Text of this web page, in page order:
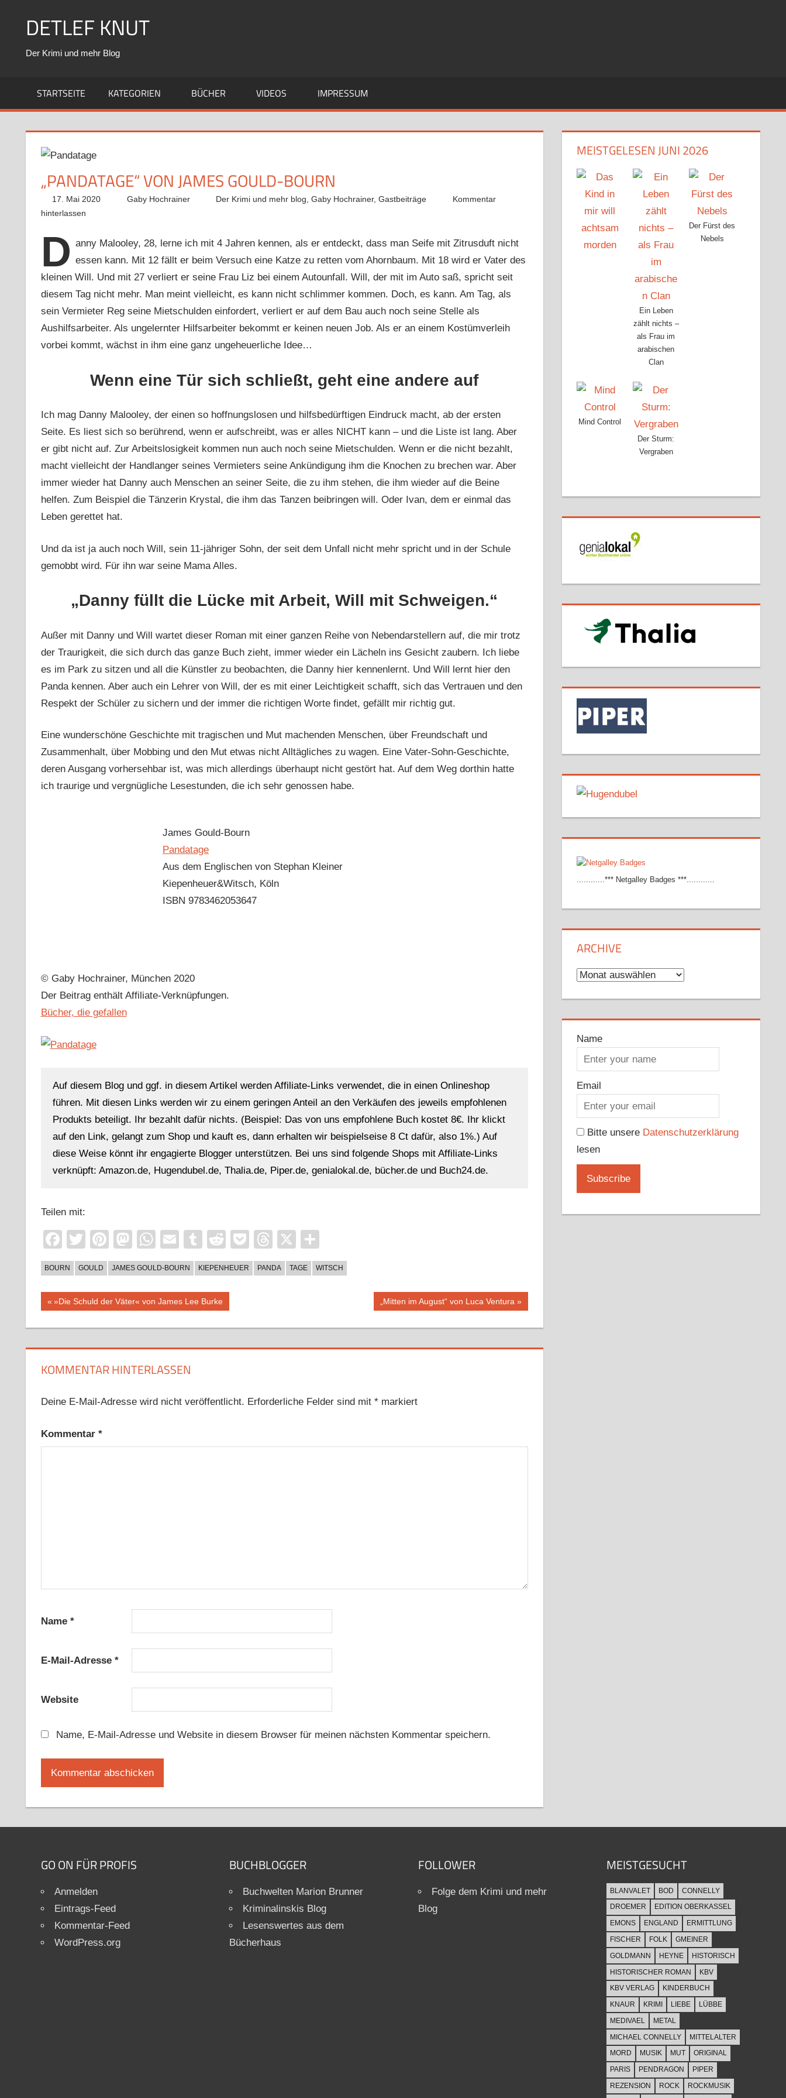
DETLEF KNUT
Der Krimi und mehr Blog
STARTSEITE KATEGORIEN BÜCHER VIDEOS IMPRESSUM
„PANDATAGE“ VON JAMES GOULD-BOURN
17. Mai 2020 Gaby Hochrainer Der Krimi und mehr blog ,Gaby Hochrainer,Gastbeiträge
Kommentar
hinterlassen
D anny Malooley, 28, lerne ich mit 4 Jahren kennen, als er entdeckt, dass man Seife mit Zitrusduft nicht
essen kann. Mit 12 fällt er beim Versuch eine Katze zu retten vom Ahornbaum. Mit 18 wird er Vater des
kleinen Will. Und mit 27 verliert er seine Frau Liz bei einem Autounfall. Will, der mit im Auto saß, spricht seit
diesem Tag nicht mehr. Man meint vielleicht, es kann nicht schlimmer kommen. Doch, es kann. Am Tag, als
sein Vermieter Reg seine Mietschulden einfordert, verliert er auf dem Bau auch noch seine Stelle als
Aushilfsarbeiter. Als ungelernter Hilfsarbeiter bekommt er keinen neuen Job. Als er an einem Kostümverleih
vorbei kommt, wächst in ihm eine ganz ungeheuerliche Idee…
Wenn eine Tür sich schließt, geht eine andere auf
Ich mag Danny Malooley, der einen so hoffnungslosen und hilfsbedürftigen Eindruck macht, ab der ersten
Seite. Es liest sich so berührend, wenn er aufschreibt, was er alles NICHT kann – und die Liste ist lang. Aber
er gibt nicht auf. Zur Arbeitslosigkeit kommen nun auch noch seine Mietschulden. Wenn er die nicht bezahlt,
macht vielleicht der Handlanger seines Vermieters seine Ankündigung ihm die Knochen zu brechen war. Aber
immer wieder hat Danny auch Menschen an seiner Seite, die zu ihm stehen, die ihm wieder auf die Beine
helfen. Zum Beispiel die Tänzerin Krystal, die ihm das Tanzen beibringen will. Oder Ivan, dem er einmal das
Leben gerettet hat.
Und da ist ja auch noch Will, sein 11-jähriger Sohn, der seit dem Unfall nicht mehr spricht und in der Schule
gemobbt wird. Für ihn war seine Mama Alles.
„Danny füllt die Lücke mit Arbeit, Will mit Schweigen.“
Außer mit Danny und Will wartet dieser Roman mit einer ganzen Reihe von Nebendarstellern auf, die mir trotz
der Traurigkeit, die sich durch das ganze Buch zieht, immer wieder ein Lächeln ins Gesicht zaubern. Ich liebe
es im Park zu sitzen und all die Künstler zu beobachten, die Danny hier kennenlernt. Und Will lernt hier den
Panda kennen. Aber auch ein Lehrer von Will, der es mit einer Leichtigkeit schafft, sich das Vertrauen und den
Respekt der Schüler zu sichern und der immer die richtigen Worte findet, gefällt mir richtig gut.
Eine wunderschöne Geschichte mit tragischen und Mut machenden Menschen, über Freundschaft und
Zusammenhalt, über Mobbing und den Mut etwas nicht Alltägliches zu wagen. Eine Vater-Sohn-Geschichte,
deren Ausgang vorhersehbar ist, was mich allerdings überhaupt nicht gestört hat. Auf dem Weg dorthin hatte
ich traurige und vergnügliche Lesestunden, die ich sehr genossen habe.
James Gould-Bourn
Pandatage
Aus dem Englischen von Stephan Kleiner
Kiepenheuer&Witsch, Köln
ISBN 9783462053647
© Gaby Hochrainer, München 2020
Der Beitrag enthält Affiliate-Verknüpfungen.
Bücher, die gefallen
Auf diesem Blog und ggf. in diesem Artikel werden Affiliate-Links verwendet, die in einen Onlineshop
führen. Mit diesen Links werden wir zu einem geringen Anteil an den Verkäufen des jeweils empfohlenen
Produkts beteiligt. Ihr bezahlt dafür nichts. (Beispiel: Das von uns empfohlene Buch kostet 8€. Ihr klickt
auf den Link, gelangt zum Shop und kauft es, dann erhalten wir beispielseise 8 Ct dafür, also 1%.) Auf
diese Weise könnt ihr engagierte Blogger unterstützen. Bei uns sind folgende Shops mit Affiliate-Links
verknüpft: Amazon.de, Hugendubel.de, Thalia.de, Piper.de, genialokal.de, bücher.de und Buch24.de.
Teilen mit:
Facebook
TwitterPinterest
Mastodon
WhatsApp
EmailTumblr
RedditPocketThreads
X
BOURN GOULD JAMES GOULD-BOURN KIEPENHEUER PANDA TAGE WITSCH
Beitragsnavigation
Vorheriger
»Die Schuld der Väter« von James Lee Burke
Nächster
„Mitten im August“ von Luca Ventura
KOMMENTAR HINTERLASSEN
Deine E-Mail-Adresse wird nicht veröffentlicht. Erforderliche Felder sind mit *markiert
Kommentar *
Name *
E-Mail-Adresse *
Website
Name, E-Mail-Adresse und Website in diesem Browser für meinen nächsten Kommentar speichern.
MEISTGELESEN JUNI 2026
Ein Leben
zählt nichts –
als Frau im
arabischen
Clan
Der Fürst des
Nebels
Mind Control
Der Sturm:
Vergraben
............*** Netgalley Badges ***............
ARCHIVE
Archive
Name
Email
Bitte unsere Datenschutzerklärung
lesen
GO ON FÜR PROFIS
Anmelden
Eintrags-Feed
Kommentar-Feed
WordPress.org
BUCHBLOGGER
Buchwelten Marion Brunner
Kriminalinskis Blog
Lesenswertes aus dem
Bücherhaus
FOLLOWER
Folge dem Krimi und mehr
Blog
MEISTGESUCHT
BLANVALET BOD
CONNELLY
DROEMER
EDITION OBERKASSEL
EMONS
ENGLAND
ERMITTLUNG
FISCHER
FOLK
GMEINER
GOLDMANN
HEYNE
HISTORISCH
HISTORISCHER ROMAN
KBV
KBV VERLAG
KINDERBUCH
KNAUR
KRIMI LIEBE
LÜBBE
MEDIVAEL
METAL
MICHAEL CONNELLY
MITTELALTER
MORD
MUSIK MUT
ORIGINAL
PARIS
PENDRAGON
PIPER
REZENSION
ROCK
ROCKMUSIK